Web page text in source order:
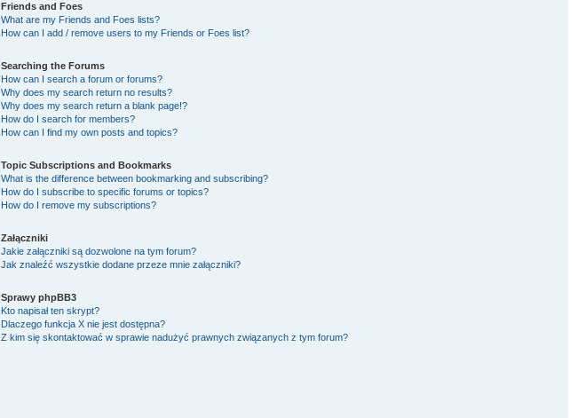
Friends and Foes
What are my Friends and Foes lists?
How can I add / remove users to my Friends or Foes list?
Searching the Forums
How can I search a forum or forums?
Why does my search return no results?
Why does my search return a blank page!?
How do I search for members?
How can I find my own posts and topics?
Topic Subscriptions and Bookmarks
What is the difference between bookmarking and subscribing?
How do I subscribe to specific forums or topics?
How do I remove my subscriptions?
Załączniki
Jakie załączniki są dozwolone na tym forum?
Jak znaleźć wszystkie dodane przeze mnie załączniki?
Sprawy phpBB3
Kto napisał ten skrypt?
Dlaczego funkcja X nie jest dostępna?
Z kim się skontaktować w sprawie nadużyć prawnych związanych z tym forum?